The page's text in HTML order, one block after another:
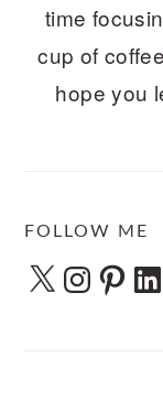
time
cup of
hope you
FOLLOW ME
X Instagram